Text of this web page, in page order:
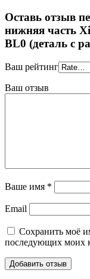
Оставь отзыв
нижняя часть
BL0 (деталь с
Ваш рейтинг
Ваш отзыв
Ваше имя *
Email
Сохранить моё
последующих моих